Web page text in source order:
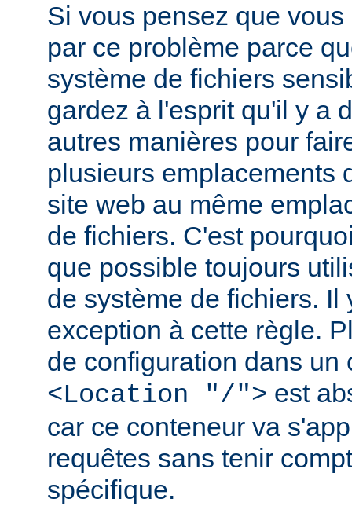
Si vous pensez que
par ce problème parce
système de fichiers
gardez à l'esprit qu'il y a
autres manières pour
plusieurs emplacements
site web au même
de fichiers. C'est
que possible toujours
de système de fichiers. Il
exception à cette règle.
de configuration dans un
<Location "/"> est
car ce conteneur va
requêtes sans tenir
spécifique.